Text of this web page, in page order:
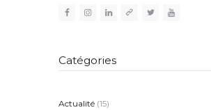
Catégories
Actualité (15)